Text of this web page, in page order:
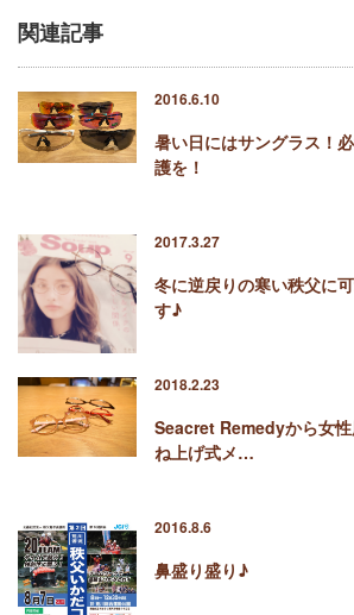
関連記事
2016.6.10
暑い日にはサングラス！
護を！
2017.3.27
冬に逆戻りの寒い秩父に
す♪
2018.2.23
Seacret Remedyから女
ね上げ式メ…
2016.8.6
鼻盛り盛り♪